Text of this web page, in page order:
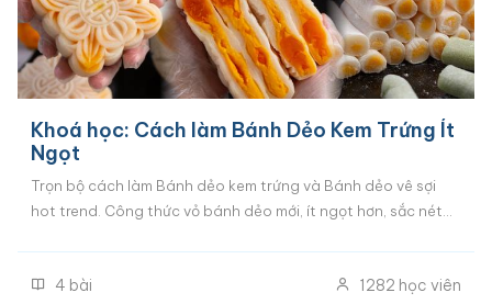
Khoá học: Cách làm Bánh Dẻo Kem Trứng Ít
Ngọt
Trọn bộ cách làm Bánh dẻo kem trứng và Bánh dẻo vê sợi
hot trend. Công thức vỏ bánh dẻo mới, ít ngọt hơn, sắc nét
truyền thống và Cách tạo hình bánh dẻo vê sợi đắt hàng
4 bài 1282 học viên